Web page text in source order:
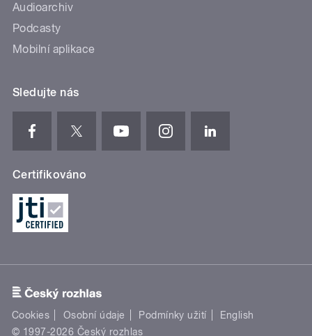
Audioarchiv
Podcasty
Mobilní aplikace
Sledujte nás
Certifikováno
Cookies Osobní údaje Podmínky užití
English
© 1997-2026 Český rozhlas